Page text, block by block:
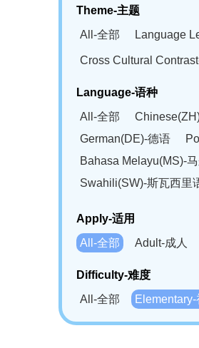
Theme-主题
All-全部
Language
Cross Cultural
Language-语种
All-全部
German(DE)-德语
Bahasa Melayu(MS)-
Swahili(SW)-斯瓦西里
Apply-适用
All-全部
Adult-成人
Difficulty-难度
All-全部
Elementary-